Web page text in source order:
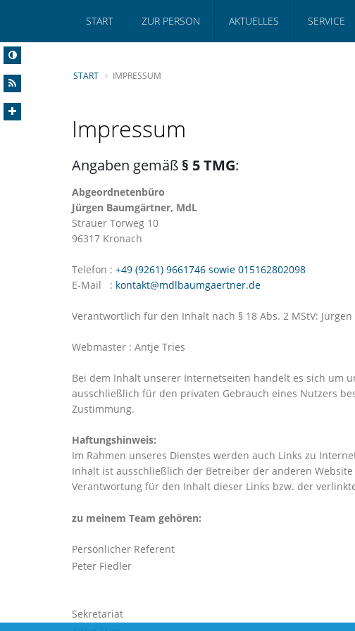
START ZUR PERSON AKTUELLES SERVICE
START IMPRESSUM
Impressum
Angaben gemäß § 5 TMG:
Abgeordnetenbüro
Jürgen Baumgärtner, MdL
Strauer Torweg 10
96317 Kronach
Telefon : +49 (9261) 9661746 sowie 015162802098
E-Mail
: kontakt@mdlbaumgaertner.de
Verantwortlich für den Inhalt nach § 18 Abs. 2 MStV:
Webmaster : Antje Tries
Bei dem Inhalt unserer Internetseiten handelt es sich um
ausschließlich für den privaten Gebrauch eines Nutzers
Zustimmung.
Haftungshinweis:
Im Rahmen unseres Dienstes werden auch Links zu
Inhalt ist ausschließlich der Betreiber der anderen
Verantwortung für den Inhalt dieser Links bzw. der
zu meinem Team gehören:
Persönlicher Referent
Peter Fiedler
Sekretariat